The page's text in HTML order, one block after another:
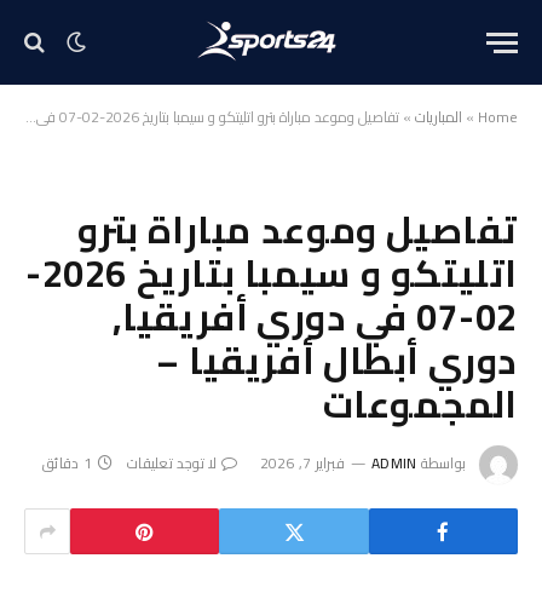
Home
» المباريات»تفاصيل وموعد مباراة بترو اتليتكو و سيمبا بتاريخ 2026-02-07 في دوري أفريقيا, دوري أبطال أفريقيا – المجموعات
تفاصيل وموعد مباراة بترو
اتليتكو و سيمبا بتاريخ 2026-
02-07 في دوري أفريقيا,
دوري أبطال أفريقيا –
المجموعات
بواسطة ADMIN فبراير 7, 2026 لا توجد تعليقات 1 دقائق